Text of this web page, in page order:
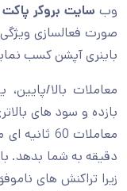
وب‌ سایت بروکر
صورت فعالسازی ویژگی
باینری آپشن کسب
معاملات بالا/پایین،
بازده و سود های
معاملات
دقیقه به شما بدهد. با
زیرا تراکنش های